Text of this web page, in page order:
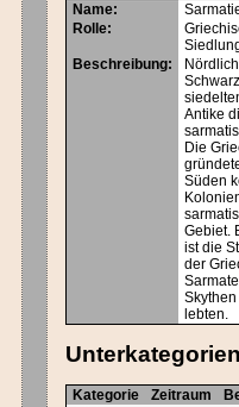
Name:
Rolle:
Beschreibung:
Antike
Die
Süden
Gebiet.
ist die
der
lebten.
Kategorie Zeitraum